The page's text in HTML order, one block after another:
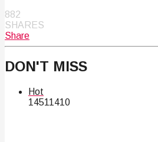
882
SHARES
Share
DON'T MISS
Hot
14511410